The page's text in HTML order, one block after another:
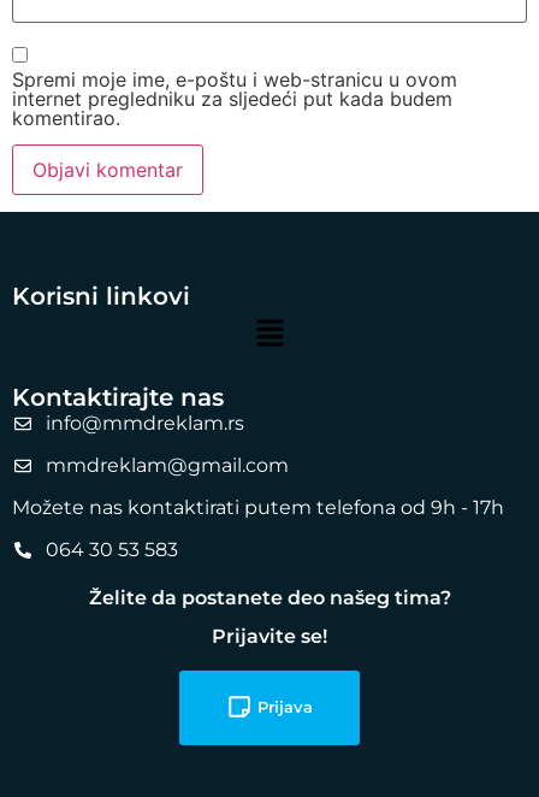
Spremi moje ime, e-poštu i web-stranicu u ovom
internet pregledniku za sljedeći put kada budem
komentirao.
Korisni linkovi
Kontaktirajte nas
info@mmdreklam.rs
mmdreklam@gmail.com
Možete nas kontaktirati putem telefona od 9h - 17h
064 30 53 583
Želite da postanete deo našeg tima?
Prijavite se!
Prijava